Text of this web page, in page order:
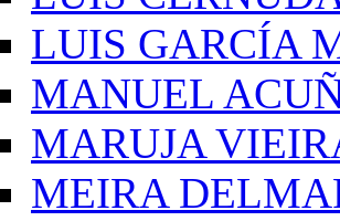
LUIS GARCÍA
MANUEL
MARUJA
MEIRA